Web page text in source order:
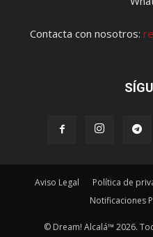
Contacta con nosotros:
Aviso Legal Política de
Notificaciones
© Dream! Alcalá™ 2026.